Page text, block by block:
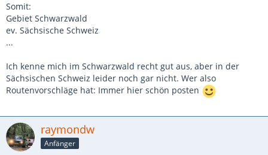
Somit:
Gebiet Schwarzwald
ev. Sächsische Schweiz
...
Ich kenne mich im Schwarzwald recht gut aus, aber in der
Sächsischen Schweiz leider noch gar nicht. Wer also
Routenvorschläge hat: Immer hier schön posten
raymondw
Anfänger